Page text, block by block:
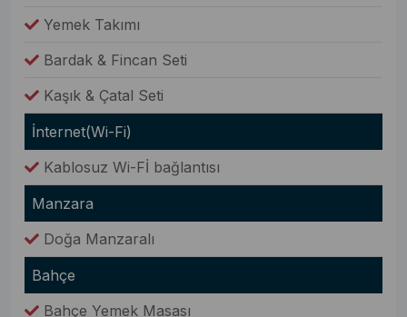
Yemek Takımı
Bardak & Fincan Seti
Kaşık & Çatal Seti
İnternet(Wi-Fi)
Kablosuz Wi-Fİ bağlantısı
Manzara
Doğa Manzaralı
Bahçe
Bahçe Yemek Masası